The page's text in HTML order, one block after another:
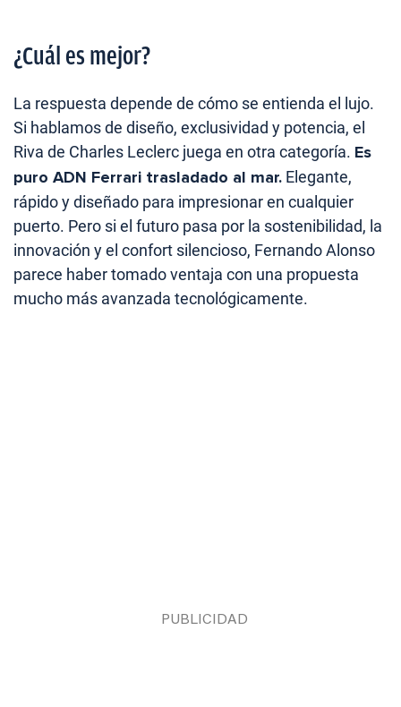
¿Cuál es mejor?
La respuesta depende de cómo se entienda el lujo.
Si hablamos de diseño, exclusividad y potencia, el
Riva de Charles Leclerc juega en otra categoría. Es
puro ADN Ferrari trasladado al mar. Elegante,
rápido y diseñado para impresionar en cualquier
puerto. Pero si el futuro pasa por la sostenibilidad, la
innovación y el confort silencioso, Fernando Alonso
parece haber tomado ventaja con una propuesta
mucho más avanzada tecnológicamente.